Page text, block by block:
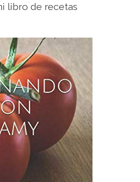
libro de recetas